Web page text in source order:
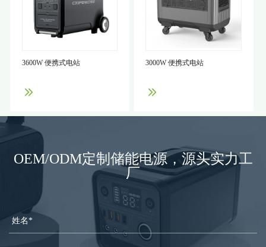
3600W 便携式电站 3000W 便携式电站
OEM/ODM定制储能电源，源头实力工
厂